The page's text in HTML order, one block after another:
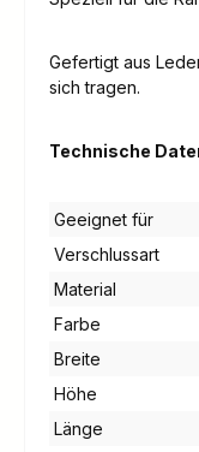
Gefertigt aus
sich tragen.
Technische
Geeignet für
Verschlussart
Material
Farbe
Breite
Höhe
Länge